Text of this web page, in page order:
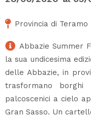
Provincia di Teramo
Abbazie Summer
la sua undicesima
delle Abbazie, in
trasformano borghi
palcoscenici a cielo
Gran Sasso. Un